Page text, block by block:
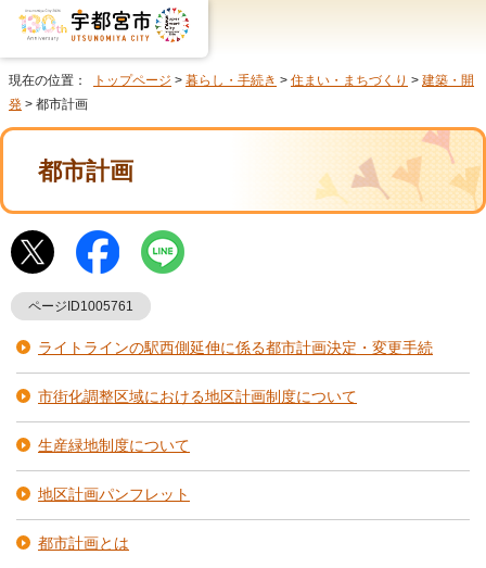
現在の位置： トップページ > 暮らし・手続き > 住まい・まちづくり > 建築・開
発 > 都市計画
都市計画
ページID1005761
ライトラインの駅西側延伸に係る都市計画決定・変更手続
市街化調整区域における地区計画制度について
生産緑地制度について
地区計画パンフレット
都市計画とは